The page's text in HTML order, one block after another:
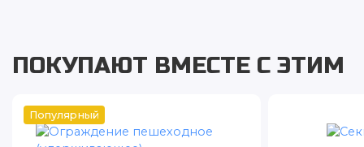
ПОКУПАЮТ ВМЕСТЕ С ЭТИМ
Популярный